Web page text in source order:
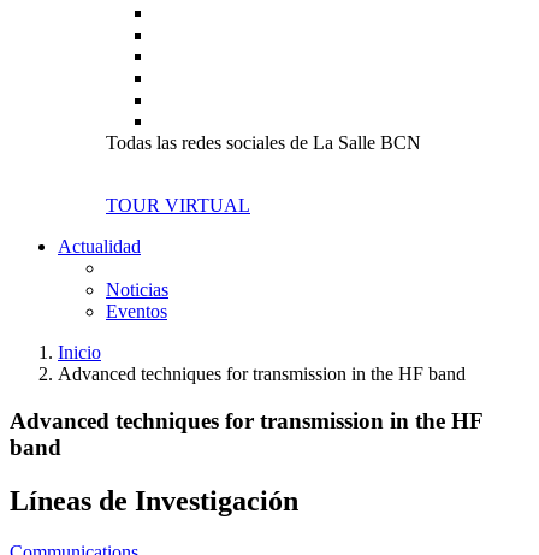
Todas las redes sociales de La Salle BCN
TOUR VIRTUAL
Actualidad
Noticias
Eventos
Inicio
Advanced techniques for transmission in the HF band
Advanced techniques for transmission in the HF
band
Líneas de Investigación